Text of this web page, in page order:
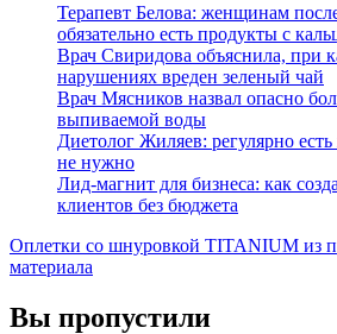
Терапевт Белова: женщинам
обязательно есть продукты с
Врач Свиридова объяснила, при
нарушениях вреден зеленый чай
Врач Мясников назвал опасно
выпиваемой воды
Диетолог Жиляев: регулярно
не нужно
Лид-магнит для бизнеса: как
клиентов без бюджета
Оплетки со шнуровкой TITANIUM из
материала
Вы пропустили